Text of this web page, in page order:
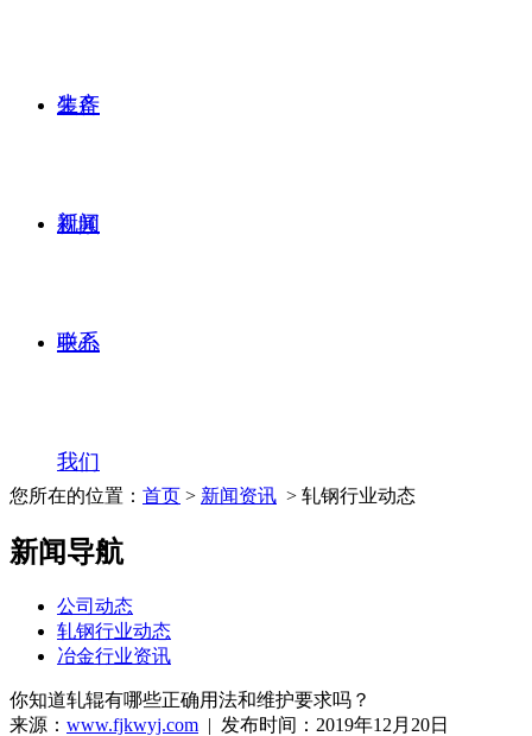
装备
生产
视频
新闻
中心
联系
我们
您所在的位置： 首页 > 新闻资讯 > 轧钢行业动态
新闻导航
公司动态
轧钢行业动态
冶金行业资讯
你知道轧辊有哪些正确用法和维护要求吗？
来源： www.fjkwyj.com | 发布时间：2019年12月20日